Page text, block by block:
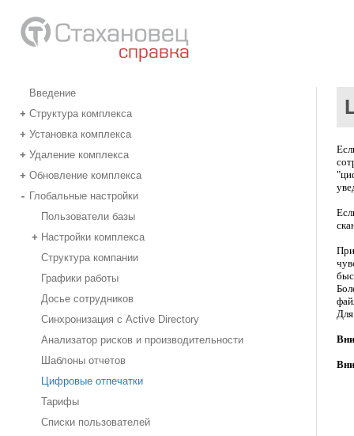
Введение
+ Структура комплекса
+ Установка комплекса
+ Удаление комплекса
+ Обновление комплекса
- Глобальные настройки
Пользователи базы
+ Настройки комплекса
Структура компании
Графики работы
Досье сотрудников
Синхронизация с Active Directory
Анализатор рисков и производительности
Шаблоны отчетов
Цифровые отпечатки
Тарифы
Списки пользователей
Для